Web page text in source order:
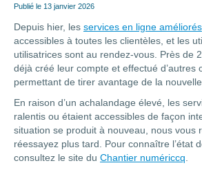
Publié le 13 janvier 2026
Depuis hier, les services en ligne améliorés
accessibles à toutes les clientèles, et les
utilisatrices sont au rendez-vous. Près de
déjà créé leur compte et effectué d’autres
permettant de tirer avantage de la
En raison d’un achalandage élevé, les
ralentis ou étaient accessibles de façon
situation se produit à nouveau, nous vous
réessayez plus tard. Pour connaître l’état
consultez le site du Chantier numériccq